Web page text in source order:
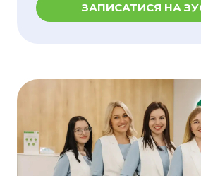
ЗАПИСАТИСЯ НА